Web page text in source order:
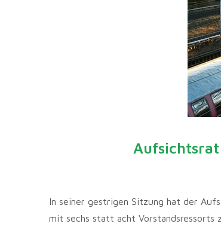
In seiner gestrigen Sitzung hat der
mit sechs statt acht Vorstandsressorts